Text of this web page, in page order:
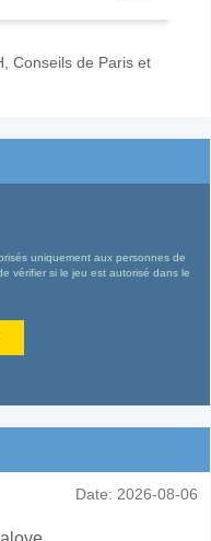
Conseils de Paris et
uniquement aux personnes de
vérifier si le jeu est autorisé dans le
Date: 2026-08-06